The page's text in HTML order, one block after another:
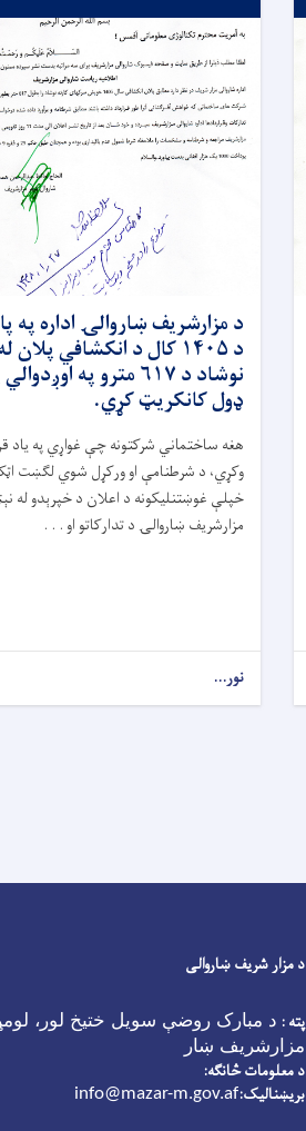
د مزارشریف ښاروالۍ اداره
د ۱۴۰۵ کال د انکشافي
نوشاد د ۶۱۷ مترو په
ډول کانکریټ کړي.
هغه ساختماني شرکتونه چې غواړي په یاد
وکړي، د شرطنامې او ورکړل شوي لګښت
خپلې غوښتنلیکونه د اعلان د خپرېدو له
مزارشریف ښاروالۍ د تدارکاتو او . . .
نور...
د مزار شریف ښاروالی
پته : د مبارک روضې سویل ختیخ لور،
مزارشریف ښار
د معلومات څانګه:
بریښنالیک:info@mazar-m.gov.af